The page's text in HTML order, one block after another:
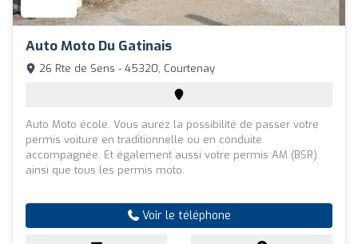
Auto Moto Du Gatinais
26 Rte de Sens - 45320, Courtenay
Auto Moto école. Vous aurez la possibilité de passer votre
permis voiture en traditionnelle ou en conduite
accompagnée. Et également aussi votre permis AM (BSR)
ainsi que tous les permis moto.
Voir le téléphone